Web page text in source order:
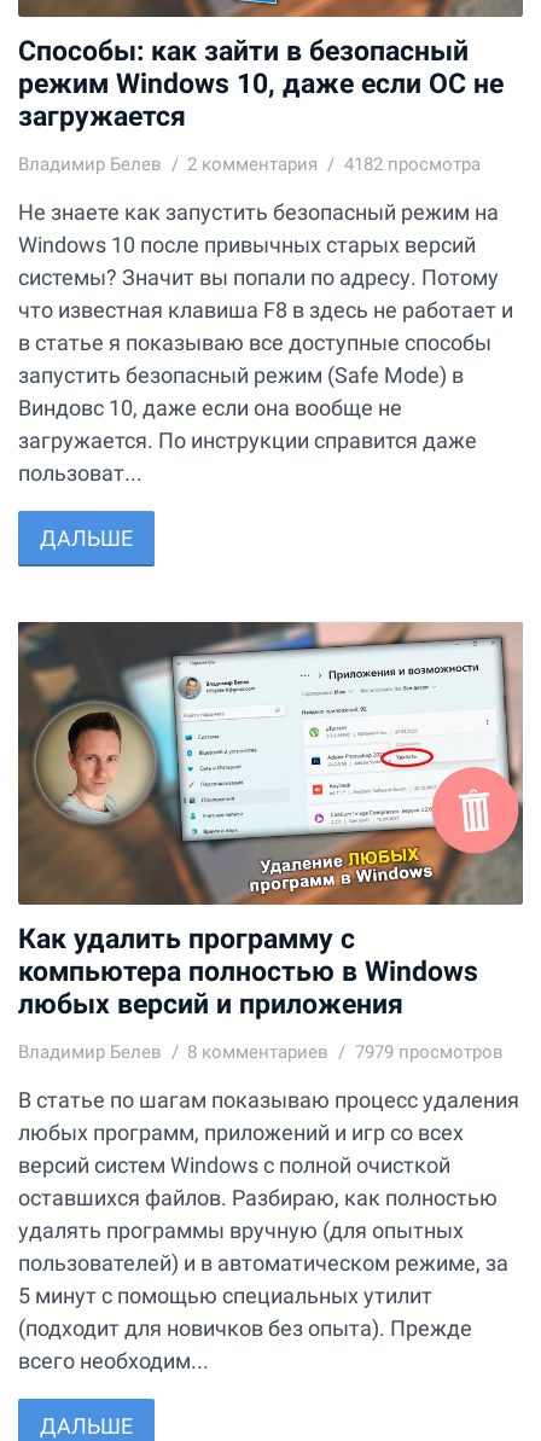
Способы: как зайти в безопасный
режим Windows 10, даже если ОС не
загружается
Владимир Белев 2 комментария 4182 просмотра
Не знаете как запустить безопасный режим на
Windows 10 после привычных старых версий
системы? Значит вы попали по адресу. Потому
что известная клавиша F8 в здесь не работает и
в статье я показываю все доступные способы
запустить безопасный режим (Safe Mode) в
Виндовс 10, даже если она вообще не
загружается. По инструкции справится даже
пользоват...
ДАЛЬШЕ
Как удалить программу с
компьютера полностью в Windows
любых версий и приложения
Владимир Белев 8 комментариев 7979 просмотров
В статье по шагам показываю процесс удаления
любых программ, приложений и игр со всех
версий систем Windows с полной очисткой
оставшихся файлов. Разбираю, как полностью
удалять программы вручную (для опытных
пользователей) и в автоматическом режиме, за
5 минут с помощью специальных утилит
(подходит для новичков без опыта). Прежде
всего необходим...
ДАЛЬШЕ